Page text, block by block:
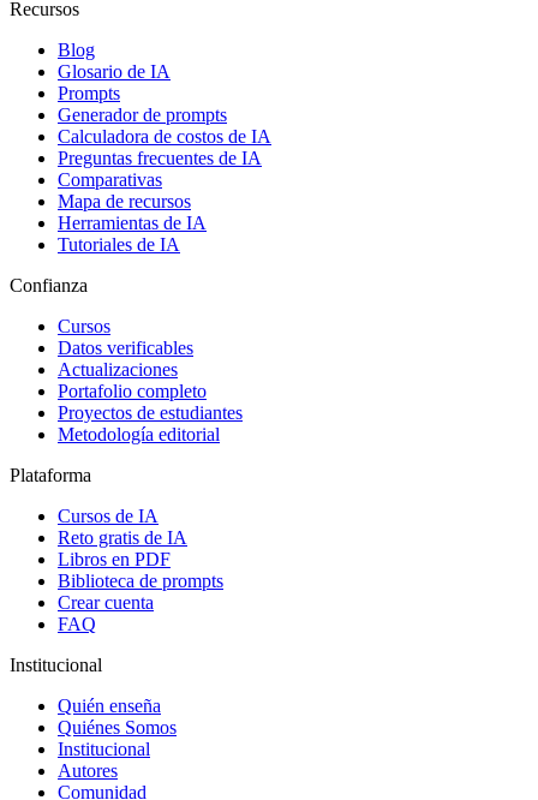
Recursos
Blog
Glosario de IA
Prompts
Generador de prompts
Calculadora de costos de IA
Preguntas frecuentes de IA
Comparativas
Mapa de recursos
Herramientas de IA
Tutoriales de IA
Confianza
Cursos
Datos verificables
Actualizaciones
Portafolio completo
Proyectos de estudiantes
Metodología editorial
Plataforma
Cursos de IA
Reto gratis de IA
Libros en PDF
Biblioteca de prompts
Crear cuenta
FAQ
Institucional
Quién enseña
Quiénes Somos
Institucional
Autores
Comunidad